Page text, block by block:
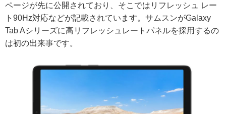
ページが先に公開されており、そこではリフレッシュ レー
ト90Hz対応などが記載されています。サムスンがGalaxy
Tab Aシリーズに高リフレッシュレートパネルを採用するの
は初の出来事です。